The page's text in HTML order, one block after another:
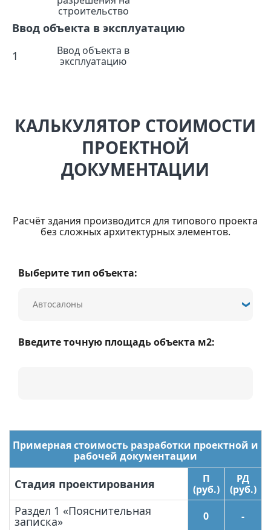
строительство
Ввод объекта в эксплуатацию
1
Ввод объекта в
эксплуатацию
КАЛЬКУЛЯТОР СТОИМОСТИ
ПРОЕКТНОЙ
ДОКУМЕНТАЦИИ
Расчёт здания производится для типового проекта
без сложных архитектурных элементов.
Выберите тип объекта:
Введите точную площадь объекта м2:
Примерная стоимость разработки проектной и
рабочей документации
Стадия проектирования
П
(руб.)
РД
(руб.)
Раздел 1 «Пояснительная
записка» 0 -